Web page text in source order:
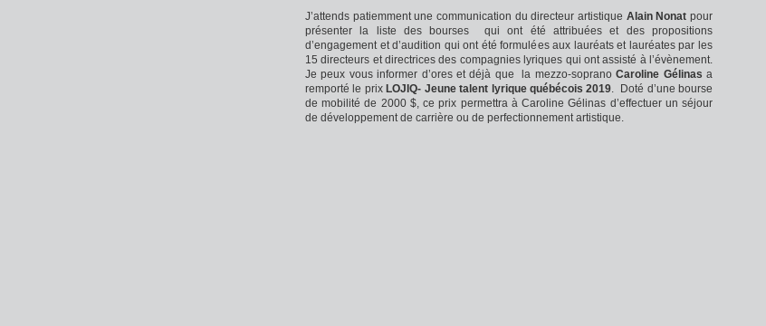
J’attends patiemment une communication du directeur artistique Alain Nonat pour
présenter la liste des bourses qui ont été attribuées et des propositions
d’engagement et d’audition qui ont été formulées aux lauréats et lauréates par les
15 directeurs et directrices des compagnies lyriques qui ont assisté à l’évènement.
Je peux vous informer d’ores et déjà que la mezzo-sopranoCaroline Gélinas a
remporté le prix LOJIQ- Jeune talent lyrique québécois 2019. Doté d’une bourse
de mobilité de 2000 $, ce prix permettra à Caroline Gélinas d’effectuer un séjour
de développement de carrière ou de perfectionnement artistique.